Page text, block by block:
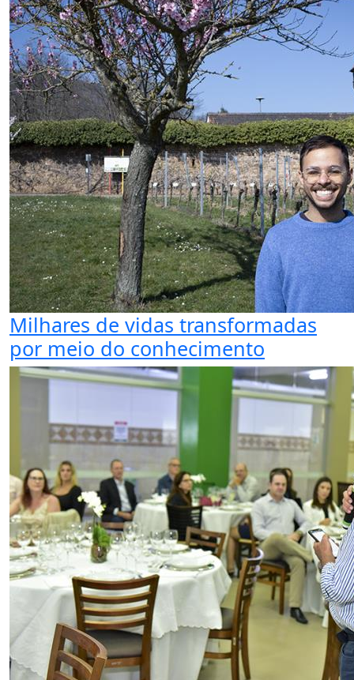
Milhares de vidas transformadas
por meio do conhecimento